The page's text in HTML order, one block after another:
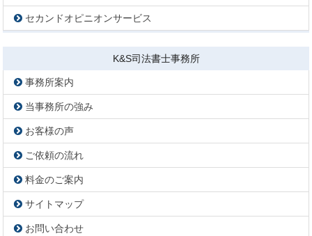
セカンドオピニオンサービス
K&S司法書士事務所
事務所案内
当事務所の強み
お客様の声
ご依頼の流れ
料金のご案内
サイトマップ
お問い合わせ